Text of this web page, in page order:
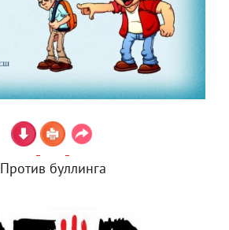
Против буллинга